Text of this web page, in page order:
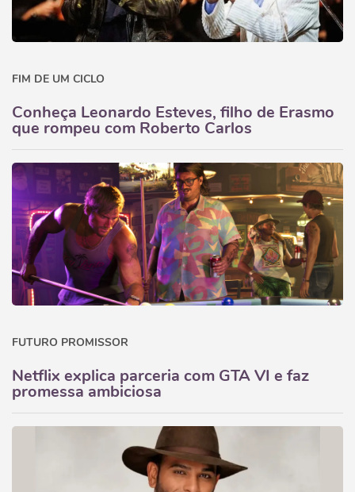
FIM DE UM CICLO
Conheça Leonardo Esteves, filho de Erasmo
que rompeu com Roberto Carlos
FUTURO PROMISSOR
Netflix explica parceria com GTA VI e faz
promessa ambiciosa